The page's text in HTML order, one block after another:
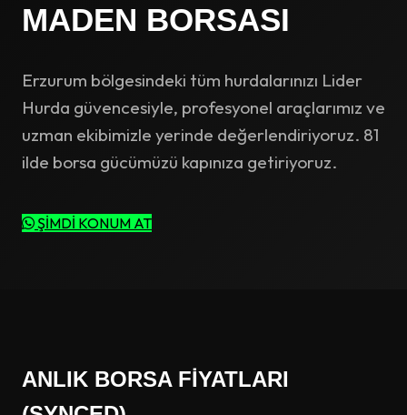
MADEN BORSASI
Erzurum bölgesindeki tüm hurdalarınızı Lider
Hurda güvencesiyle, profesyonel araçlarımız ve
uzman ekibimizle yerinde değerlendiriyoruz. 81
ilde borsa gücümüzü kapınıza getiriyoruz.
ŞİMDİ KONUM AT
ANLIK BORSA FIYATLARI